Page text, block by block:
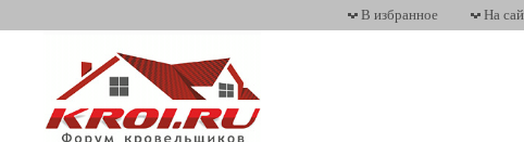
В избранное На